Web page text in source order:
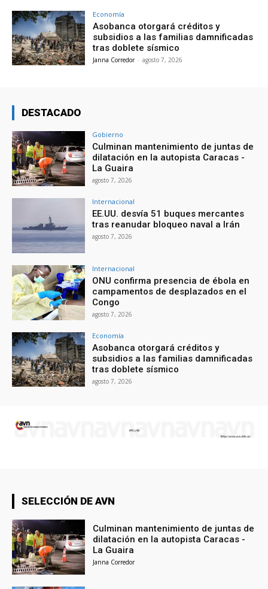
Economía
Asobanca otorgará créditos y
subsidios a las familias damnificadas
tras doblete sísmico
Janna Corredor - agosto 7, 2026
DESTACADO
Gobierno
Culminan mantenimiento de juntas de
dilatación en la autopista Caracas -
La Guaira
agosto 7, 2026
Internacional
EE.UU. desvía 51 buques mercantes
tras reanudar bloqueo naval a Irán
agosto 7, 2026
Internacional
ONU confirma presencia de ébola en
campamentos de desplazados en el
Congo
agosto 7, 2026
Economía
Asobanca otorgará créditos y
subsidios a las familias damnificadas
tras doblete sísmico
agosto 7, 2026
SELECCIÓN DE AVN
Culminan mantenimiento de juntas de
dilatación en la autopista Caracas -
La Guaira
Janna Corredor